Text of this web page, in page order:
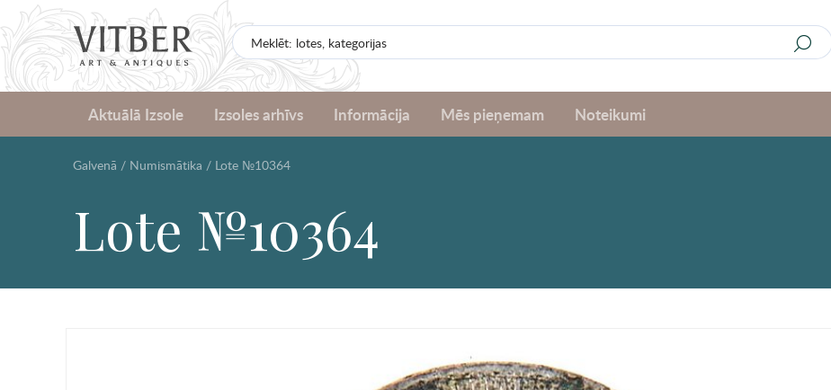
Aktuālā Izsole Izsoles arhīvs Informācija Mēs pieņemam Noteikumi
Galvenā / Numismātika / Lote №10364
Lote №10364